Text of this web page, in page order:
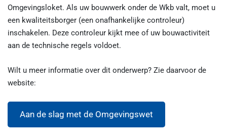
Omgevingsloket. Als uw bouwwerk onder de Wkb valt, moet u
een kwaliteitsborger (een onafhankelijke controleur)
inschakelen. Deze controleur kijkt mee of uw bouwactiviteit
aan de technische regels voldoet.
Wilt u meer informatie over dit onderwerp? Zie daarvoor de
website:
Aan de slag met de Omgevingswet